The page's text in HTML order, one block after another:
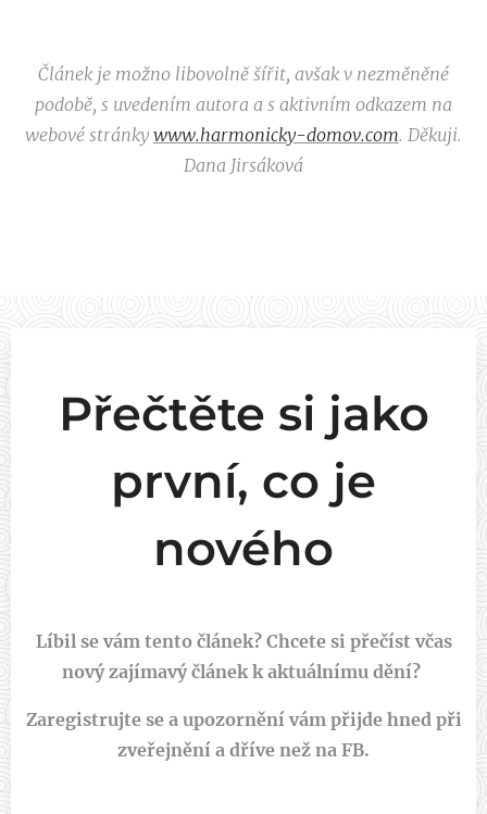
Článek je možno libovolně šířit, avšak v nezměněné
podobě, s uvedením autora a s aktivním odkazem na
webové stránky www.harmonicky-domov.com. Děkuji.
Dana Jirsáková
Přečtěte si jako
první, co je
nového
Líbil se vám tento článek? Chcete si přečíst včas
nový zajímavý článek k aktuálnímu dění?
Zaregistrujte se a upozornění vám přijde hned při
zveřejnění a dříve než na FB.